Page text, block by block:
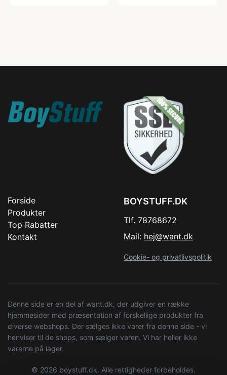
Forside
Produkter
Top Rabatter
Kontakt
BOYSTUFF.DK
Tlf. 78768672
Mail: hej@want.dk
Cookie- og privatlivspolitik
Denne side er en del af want.dk, der udgiver en række
hjemmesider med præsentation af forskellige produkter fra
diverse webshops. Der sælges ikke varer fra denne side - vi
henviser til de shops, som sælger varen. Vi har heller ikke
varerne på lager.
© 2026 boystuff.dk. Alle rettigheder forbeholdes.